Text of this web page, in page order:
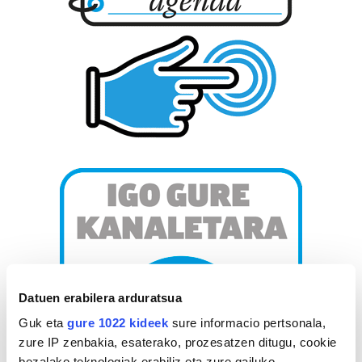
Datuen erabilera arduratsua
Guk eta gure 1022 kideek sure informacio pertsonala,
zure IP zenbakia, esaterako, prozesatzen ditugu, cookie